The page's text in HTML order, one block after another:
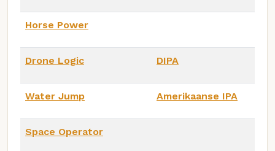
Horse Power
Drone Logic DIPA
Water Jump Amerikaanse IPA
Space Operator